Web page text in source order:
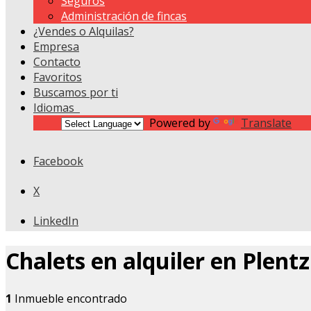
Administración de fincas
¿Vendes o Alquilas?
Empresa
Contacto
Favoritos
Buscamos por ti
Idiomas
Powered by
Translate
Facebook
X
LinkedIn
Chalets en alquiler en
1 Inmueble encontrado